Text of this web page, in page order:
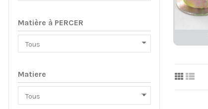
Matière à PERCER
Matiere